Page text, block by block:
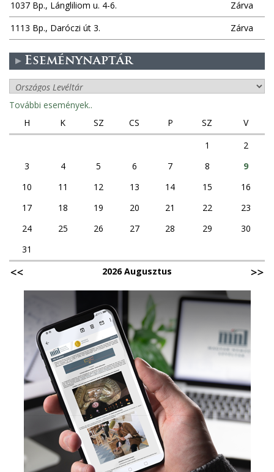
1037 Bp., Lángliliom u. 4-6.
Zárva
1113 Bp., Daróczi út 3.
Zárva
Eseménynaptár
További események..
H
K SZ CS P SZ
V
1
2
3
4 5 6 7 8
9
10
11 12 13 14 15
16
17
18 19 20 21 22
23
24
25 26 27 28 29
30
31
2026 Augusztus